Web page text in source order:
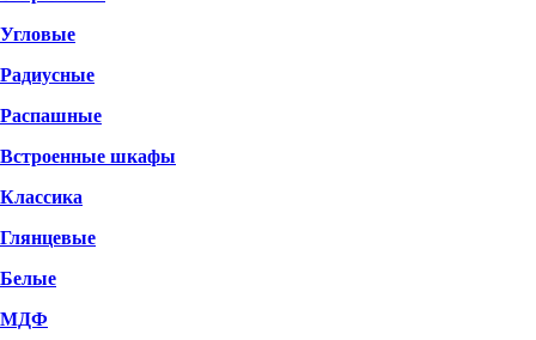
Угловые
Радиусные
Распашные
Встроенные шкафы
Классика
Глянцевые
Белые
МДФ